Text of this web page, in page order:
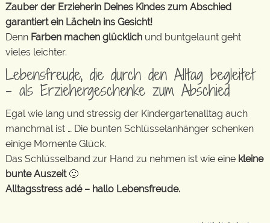
Zauber der Erzieherin Deines Kindes zum Abschied
garantiert ein Lächeln ins Gesicht!
Denn Farben machen glücklich und buntgelaunt geht
vieles leichter.
Lebensfreude, die durch den Alltag begleitet
– als Erziehergeschenke zum Abschied
Egal wie lang und stressig der Kindergartenalltag auch
manchmal ist … Die bunten Schlüsselanhänger schenken
einige Momente Glück.
Das Schlüsselband zur Hand zu nehmen ist wie eine kleine
bunte Auszeit🙂
Alltagsstress adé – hallo Lebensfreude.